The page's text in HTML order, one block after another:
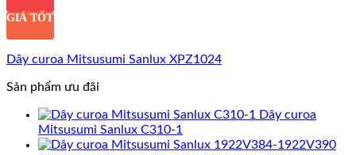
GIÁ TỐT
Dây curoa Mitsusumi Sanlux XPZ1024
Sản phẩm ưu đãi
Dây curoa
Mitsusumi Sanlux C310-1